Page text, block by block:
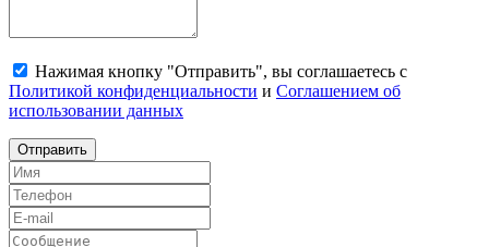
Нажимая кнопку "Отправить", вы соглашаетесь с
Политикой конфиденциальности и Соглашением об
использовании данных
Отправить